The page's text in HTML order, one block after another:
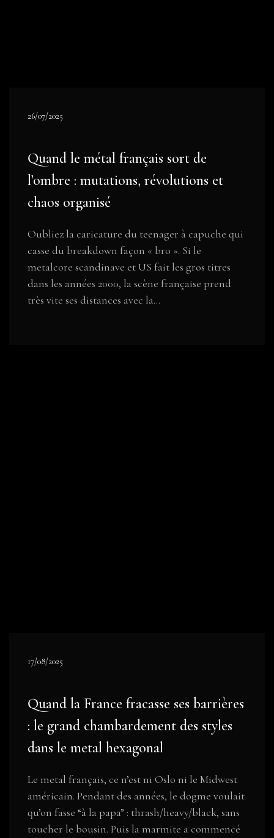
26/07/2025
Quand le métal français sort de
l’ombre : mutations, révolutions et
chaos organisé
Oubliez la caricature du teenager à capuche qui
casse du breakdown façon « bro ». Si le
metalcore scandinave et US fait les gros titres
dans les années 2000, la scène française prend
très vite ses distances avec la...
17/08/2025
Quand la France fracasse ses barrières
: le grand chambardement des styles
dans le metal hexagonal
Le metal français, ce n’est ni Oslo ni le Midwest
américain. Pendant des années, le dogme voulait
qu’on fasse “à la papa” : thrash/heavy/black, sans
toucher le bousin. Puis la marmite a commencé